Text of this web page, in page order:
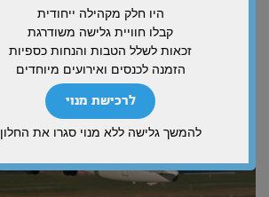
היו חלק מקהילה ייחודית
קבלו חוויית גלישה משודרגת
זכאות לשלל הטבות והנחות כספיות
הזמנה לכנסים ואירועים מיוחדים
לרכישת מנוי
להמשך גלישה ללא מנוי סגרו את החלון